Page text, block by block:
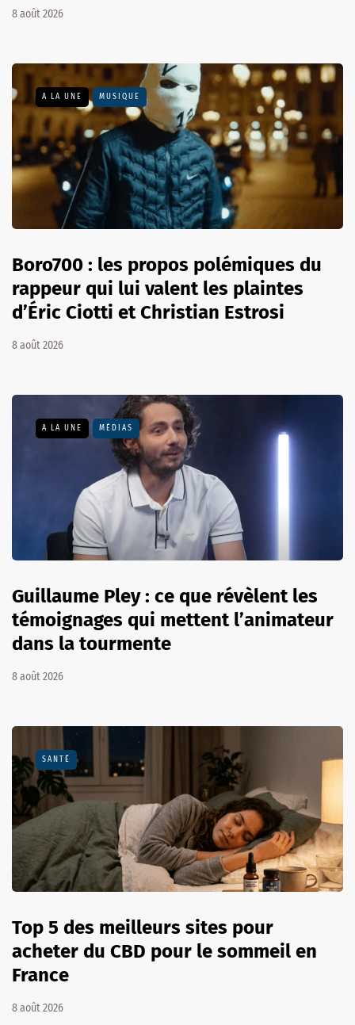
8 août 2026
A LA UNE MUSIQUE
Boro700 : les propos polémiques du
rappeur qui lui valent les plaintes
d’Éric Ciotti et Christian Estrosi
8 août 2026
A LA UNE MÉDIAS
Guillaume Pley : ce que révèlent les
témoignages qui mettent l’animateur
dans la tourmente
8 août 2026
SANTÉ
Top 5 des meilleurs sites pour
acheter du CBD pour le sommeil en
France
8 août 2026